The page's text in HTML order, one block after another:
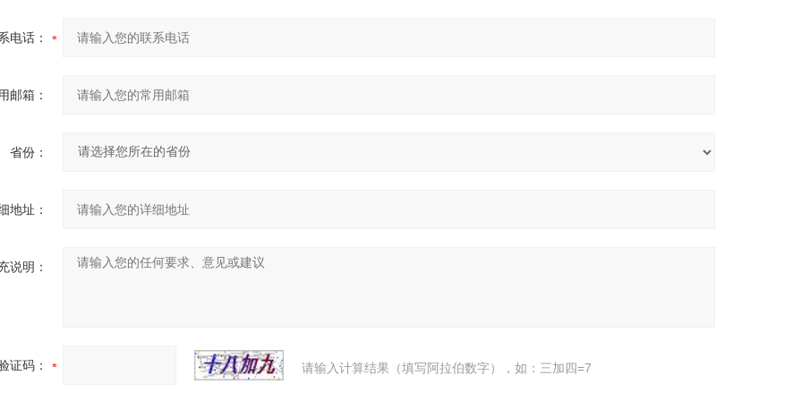
电话：
邮箱：
省份：
地址：
说明：
证码： 请输入计算结果（填写阿拉伯数字），如：三加四=7